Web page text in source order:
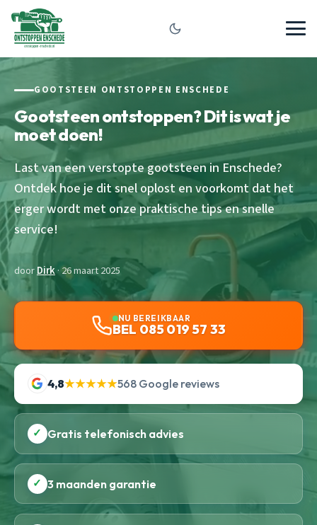
GOOTSTEEN ONTSTOPPEN ENSCHEDE
Gootsteen ontstoppen? Dit is wat je
moet doen!
Last van een verstopte gootsteen in Enschede?
Ontdek hoe je dit snel oplost en voorkomt dat het
erger wordt met onze praktische tips en snelle
service!
doorDirk· 26 maart 2025
NU BEREIKBAAR
BEL 085 019 57 33
4,8★★★★★568 Google reviews
✓ Gratis telefonisch advies
✓ 3 maanden garantie